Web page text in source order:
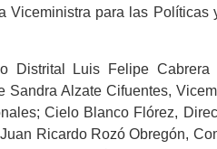
Viceministra para las Políticas
Distrital Luis Felipe Cabrera
Alzate Cifuentes,
Cielo Blanco Flórez,
Ricardo Rozó Obregón,